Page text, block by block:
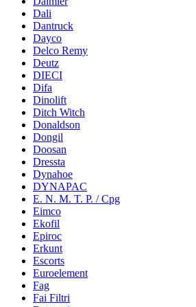
Dali
Dantruck
Dayco
Delco Remy
Deutz
DIECI
Difa
Dinolift
Ditch Witch
Donaldson
Dongil
Doosan
Dressta
Dynahoe
DYNAPAC
E. N. M. T. P. / Cpg
Eimco
Ekofil
Epiroc
Erkunt
Escorts
Euroelement
Fag
Fai Filtri